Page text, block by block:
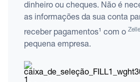
dinheiro ou cheques. Não é
as informações da sua conta
receber pagamentos¹ com o
pequena empresa.